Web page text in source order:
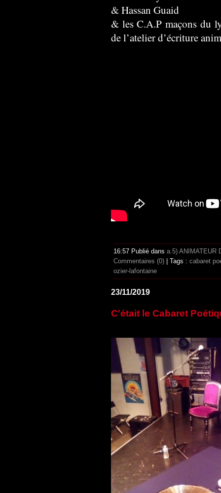
& Hassan Guaid
& les C.A.P maçons du
de l’atelier d’écriture
16:57 Publié dans a.5) ANIMATEUR
Commentaires (0) | Tags : cabaret
ozier-lafontaine
23/11/2019
C'était le Cabaret